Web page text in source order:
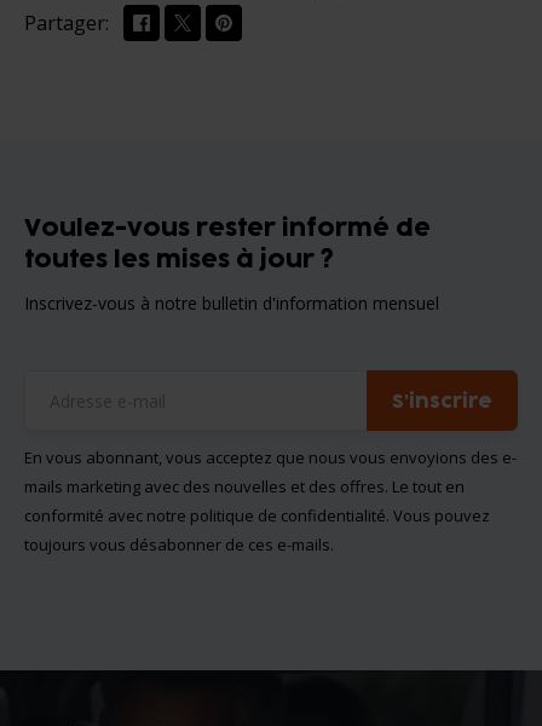
Partager:
Voulez-vous rester informé de
toutes les mises à jour ?
Inscrivez-vous à notre bulletin d'information mensuel
S'inscrire
En vous abonnant, vous acceptez que nous vous envoyions des e-
mails marketing avec des nouvelles et des offres. Le tout en
conformité avec notre politique de confidentialité. Vous pouvez
toujours vous désabonner de ces e-mails.